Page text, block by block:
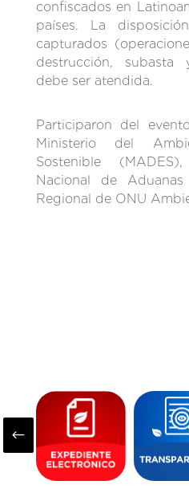
confiscados en
países. La
capturados
destrucción, subasta
debe ser atendida.
Participaron del
Ministerio del
Sostenible
Nacional de
Regional de ONU
#